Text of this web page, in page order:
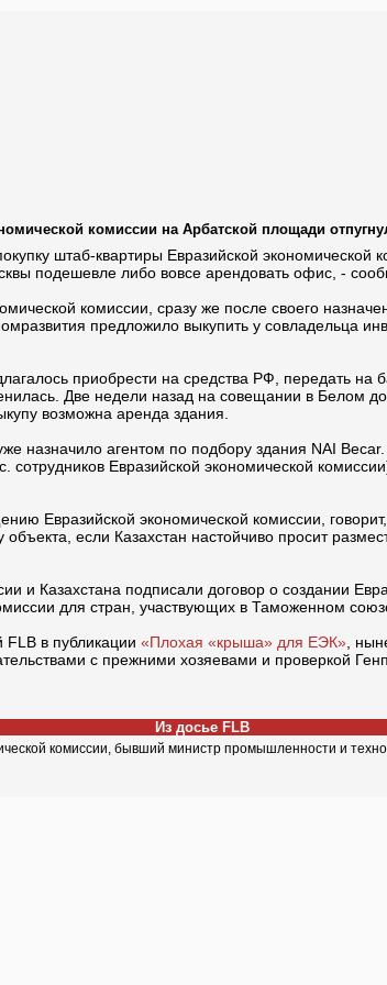
комиссии на Арбатской площади
штаб-квартиры Евразийской
подешевле либо вовсе арендовать офис, -
комиссии, сразу же после своего
предложило выкупить у совладельца
приобрести на средства РФ, передать
Две недели назад на совещании в Белом
возможна аренда здания.
назначило агентом по подбору здания NAI
Евразийской экономической
Евразийской экономической комиссии,
если Казахстан настойчиво просит
и Казахстана подписали договор о создании
для стран, участвующих в Таможенном
в публикации «Плохая «крыша» для ЕЭК» ,
с прежними хозяевами и проверкой
Из досье FLB
комиссии, бывший министр промышленности и